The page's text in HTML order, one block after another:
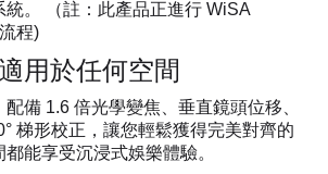
統。 （註：此產品正進行 WiSA
程)
用於任何空間
備 1.6 倍光學變焦、垂直鏡頭位移、
梯形校正，讓您輕鬆獲得完美對齊的
能享受沉浸式娛樂體驗。